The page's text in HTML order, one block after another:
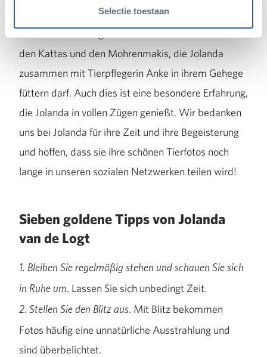
Selectie toestaan
den Kattas und den Mohrenmakis, die Jolanda
zusammen mit Tierpflegerin Anke in ihrem Gehege
füttern darf. Auch dies ist eine besondere Erfahrung,
die Jolanda in vollen Zügen genießt. Wir bedanken
uns bei Jolanda für ihre Zeit und ihre Begeisterung
und hoffen, dass sie ihre schönen Tierfotos noch
lange in unseren sozialen Netzwerken teilen wird!
Sieben goldene Tipps von Jolanda
van de Logt
1. Bleiben Sie regelmäßig stehen und schauen Sie sich
in Ruhe um. Lassen Sie sich unbedingt Zeit.
2. Stellen Sie den Blitz aus. Mit Blitz bekommen
Fotos häufig eine unnatürliche Ausstrahlung und
sind überbelichtet.